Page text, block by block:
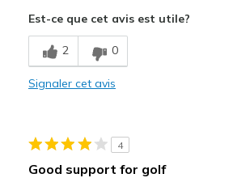
Comfortable
Durable
Casual Wear
Est-ce que cet avis est utile?
2 0
Signaler cet avis
4
Good support for golf